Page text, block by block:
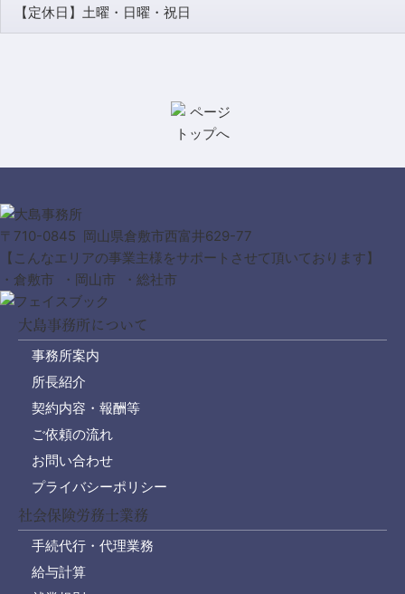
【定休日】土曜・日曜・祝日
〒710-0845 岡山県倉敷市西富井629-77
【こんなエリアの事業主様をサポートさせて頂いております】
・倉敷市 ・岡山市 ・総社市
大島事務所について
事務所案内
所長紹介
契約内容・報酬等
ご依頼の流れ
お問い合わせ
プライバシーポリシー
社会保険労務士業務
手続代行・代理業務
給与計算